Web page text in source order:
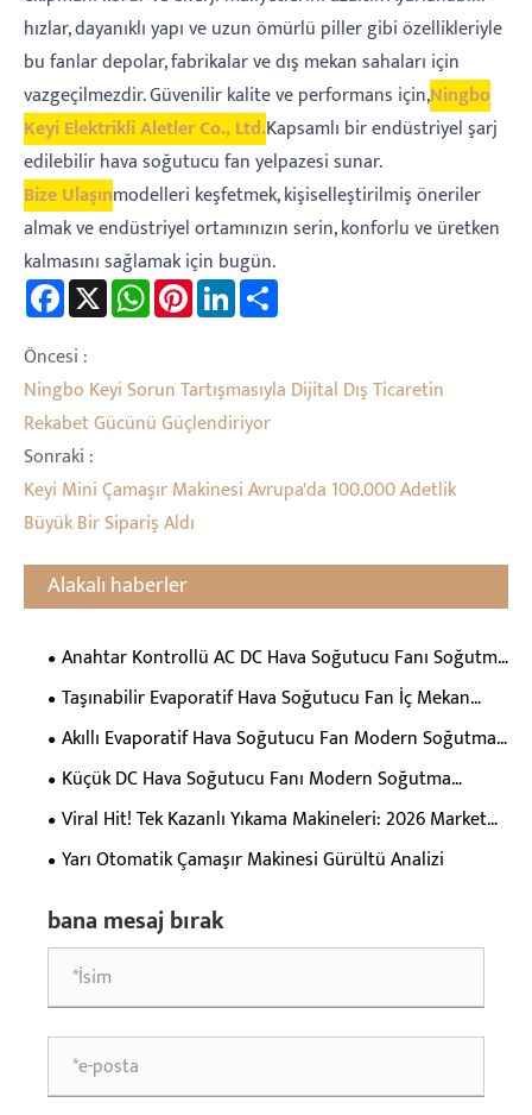
hızlar, dayanıklı yapı ve uzun ömürlü piller gibi özellikleriyle
bu fanlar depolar, fabrikalar ve dış mekan sahaları için
vazgeçilmezdir. Güvenilir kalite ve performans için,Ningbo
Keyi Elektrikli Aletler Co., Ltd.Kapsamlı bir endüstriyel şarj
edilebilir hava soğutucu fan yelpazesi sunar.
Bize Ulaşınmodelleri keşfetmek, kişiselleştirilmiş öneriler
almak ve endüstriyel ortamınızın serin, konforlu ve üretken
kalmasını sağlamak için bugün.
Facebook WhatsAppPinterestLinkedIn
Öncesi :
Ningbo Keyi Sorun Tartışmasıyla Dijital Dış Ticaretin
Rekabet Gücünü Güçlendiriyor
Sonraki :
Keyi Mini Çamaşır Makinesi Avrupa'da 100.000 Adetlik
Büyük Bir Sipariş Aldı
Alakalı haberler
Anahtar Kontrollü AC DC Hava Soğutucu Fanı Soğutma
Verimliliğini ve Kullanıcı Konforunu Nasıl Artırır?
Taşınabilir Evaporatif Hava Soğutucu Fan İç Mekan
Soğutma Verimliliğini Nasıl Artırır?
Akıllı Evaporatif Hava Soğutucu Fan Modern Soğutma
İçin Neden Gerekli Hale Geliyor?
Küçük DC Hava Soğutucu Fanı Modern Soğutma
Çözümleri için Neden Gereklidir?
Viral Hit! Tek Kazanlı Yıkama Makineleri: 2026 Market
Dark Horse
Yarı Otomatik Çamaşır Makinesi Gürültü Analizi
bana mesaj bırak